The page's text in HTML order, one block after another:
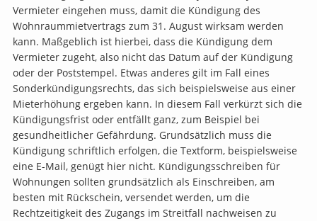
Vermieter eingehen muss, damit die Kündigung des
Wohnraummietvertrags zum 31. August wirksam werden
kann. Maßgeblich ist hierbei, dass die Kündigung dem
Vermieter zugeht, also nicht das Datum auf der Kündigung
oder der Poststempel. Etwas anderes gilt im Fall eines
Sonderkündigungsrechts, das sich beispielsweise aus einer
Mieterhöhung ergeben kann. In diesem Fall verkürzt sich die
Kündigungsfrist oder entfällt ganz, zum Beispiel bei
gesundheitlicher Gefährdung. Grundsätzlich muss die
Kündigung schriftlich erfolgen, die Textform, beispielsweise
eine E-Mail, genügt hier nicht. Kündigungsschreiben für
Wohnungen sollten grundsätzlich als Einschreiben, am
besten mit Rückschein, versendet werden, um die
Rechtzeitigkeit des Zugangs im Streitfall nachweisen zu